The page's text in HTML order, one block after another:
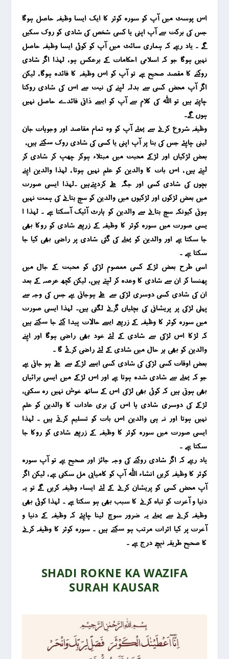
اس پوسٹ میں آپ کو سورہ کوثر کا ایک ایسا وظیفہ حاصل ہوگا
جس کی برکت سے آپ اپنی یا کسی شخص کی شادی کو روک سکیں
گے ۔ یاد رہے کہ ہماری سائٹ میں آپ کو کوئی ایسا وظیفہ حاصل
نہیں ہوگا جو کہ اسلامی احکامات کے برعکس ہو ، لہذا اگر شادی
روکنے کا مقصد صحیح ہے تو آپ کو اس وظیفہ کا فائدہ ہوگا ، لیکن
اگر آپ محض کسی سے بدلہ لینے کی نیت سے اس کی شادی روکنا
چاہتے ہیں تو اللہ کی کلام سے آپ کو ایسے ذاتی فائدے حاصل نہیں
ہوں گے۔
وظیفہ شروع کرنے سے پہلے آپ کو وہ تمام مقاصد اور وجوہات جان
لینی چاہئے جس کی بنا پر آپ اپنی یا کسی کی شادی روک سکتے ہیں ،
بعض لڑکیاں اور لڑکے محبت میں مبتلاء ہوکر چھپ کر شادی کر
لیتے ہیں ، اس بات کا والدین کو علم نہیں ہوتا ، لہذا والدین اپنے
بچوں کی شادی کسی اور جگہ طے کردیتےہیں ۔لہذا ایسی صورت
میں بعض لڑکوں اور لڑکیوں میں والدین کو سچ بتانے کی ہمت نہیں
ہوتی کیونکہ سچ بتانے سے والدین کو ہارٹ آٹیک آسکتا ہے ۔ لہذا ا
یسی صورت میں سورہ کوثر کا وظیفہ کے زریعے شادی کو روکا بھی
جا سکتا ہے اور والدین کو پہلے کی گئی شادی پر راضی بھی کیا جا
سکتا ہے ۔
اسی طرح بعض لڑکے کسی معصوم لڑکی کو محبت کے جال میں
پھنسا کر ان سے شادی کا وعدہ کر لیتے ہیں ، لیکن کچھ عرصہ کے بعد
ان کی شادی کسی دوسری لڑکی سے طے ہوجاتی ہے جس کی وجہ سے
پہلی لڑکی پر پریشانی کی بچلیاں گرنے لگتی ہیں۔ لہذا ایسی صورت
میں سورہ کوثر کا وظیفہ کے زریعے ایسے حالات پیدا کئے جا سکتے ہیں
کہ لڑکا اس لڑکی سے شادی کے لئے خود بھی راضی ہوگا اور اپنے
والدین کو بھی ہر حال میں شادی کے لئے راضی کرئے گا ۔
بعض اوقات کسی لڑکی کی شادی کسی ایسے لڑکے سے طے ہو جاتی ہے
جو کہ پہلے سے شادی شدہ ہوتا ہے اور اس لڑکے میں ایسی برائیاں
بھی ہوتی ہیں کہ کوئی بھی لڑکی اس کے ساتھ خوش نہیں رہ سکتی ،
لڑکے کی دوسری شادی ہا اس کی بری عادات کا والدین کو علم
نہیں ہوتا اور نہ ہی والدین اس بات کو تسلیم کرتے ہیں ۔ لہذا
ایسی صؤرت میں سورہ کوثر کا وظیفہ کے زریعے شادی کو روکا جا
سکتا ہے ۔
یاد رہے کہ اگر شادی روکنے کی وجہ جائز اور صحیح ہے تو آپ سورہ
کوثر کا وظیفہ کریں انشاء اللہ آپ کو کامیابی مل سکتی ہے ، لیکن اگر
آپ محض کسی کو پریشان کرنے کے لئے ایساء وظیفہ کریں گے تو یہ
دنیا و آخرت کو تباہ کرنے کا سبب بھی ہو سکتا ہے ۔ لہذا کوئی بھی
وظیفہ کرنے سے پہلے یہ ضرور سوچ لینا چاہئے کہ وظیفہ کے دنیا و
آخرت پر کیا اثرات مرتب ہو سکتے ہیں ۔ سورہ کوثر کا وظیفہ کرنے
کا صحیح طریقہ نیچے درج ہے ۔
SHADI ROKNE KA WAZIFA
SURAH KAUSAR